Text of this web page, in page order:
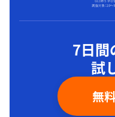
7日間
試
無